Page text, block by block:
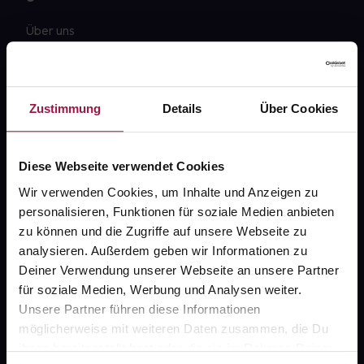
Zustimmung Details Über Cookies
Diese Webseite verwendet Cookies
Wir verwenden Cookies, um Inhalte und Anzeigen zu
personalisieren, Funktionen für soziale Medien anbieten
zu können und die Zugriffe auf unsere Webseite zu
analysieren. Außerdem geben wir Informationen zu
Deiner Verwendung unserer Webseite an unsere Partner
für soziale Medien, Werbung und Analysen weiter.
Unsere Partner führen diese Informationen
möglicherweise mit weiteren Daten zusammen, die Du
ihnen bereitgestellt hast oder die sie im Rahmen Deiner
Über uns
Newsletter
Sanitätshäuser
AGB
Impressum